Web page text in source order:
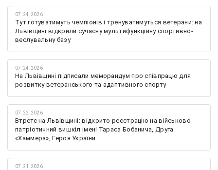
07.24.2026
Тут готуватимуть чемпіонів і тренуватимуться ветерани: на
Львівщині відкрили сучасну мультифункційну спортивно-
веслувальну базу
07.24.2026
На Львівщині підписали меморандум про співпрацю для
розвитку ветеранського та адаптивного спорту
07.22.2026
Втретє на Львівщині: відкрито реєстрацію на військово-
патріотичний вишкіл імені Тараса Бобанича, Друга
«Хаммера», Героя України
07.21.2026